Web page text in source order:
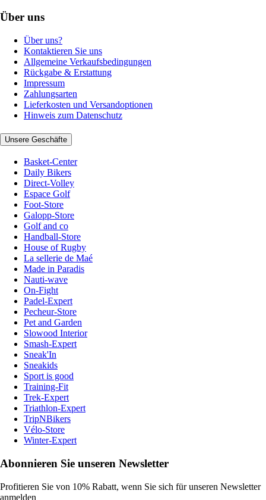
Über uns
Über uns?
Kontaktieren Sie uns
Allgemeine Verkaufsbedingungen
Rückgabe & Erstattung
Impressum
Zahlungsarten
Lieferkosten und Versandoptionen
Hinweis zum Datenschutz
Unsere Geschäfte
Basket-Center
Daily Bikers
Direct-Volley
Espace Golf
Foot-Store
Galopp-Store
Golf and co
Handball-Store
House of Rugby
La sellerie de Maé
Made in Paradis
Nauti-wave
On-Fight
Padel-Expert
Pecheur-Store
Pet and Garden
Slowood Interior
Smash-Expert
Sneak'In
Sneakids
Sport is good
Training-Fit
Trek-Expert
Triathlon-Expert
TripNBikers
Vélo-Store
Winter-Expert
Abonnieren Sie unseren Newsletter
Profitieren Sie von 10% Rabatt, wenn Sie sich für unseren Newsletter
anmelden